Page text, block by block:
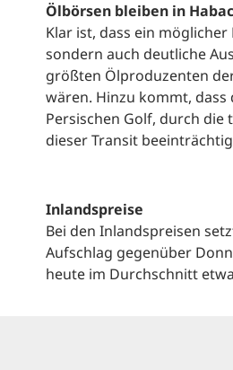
Ölbörsen bleiben in
Klar ist, dass ein
sondern auch deutliche
größten Ölproduzenten
wären. Hinzu kommt,
Persischen Golf, durch
dieser Transit
Inlandspreise
Bei den Inlandspreisen
Aufschlag gegenüber
heute im Durchschnitt etwa